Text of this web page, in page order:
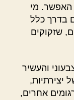
האפשר. מי
בדרך כלל
שזקוקים
והעשיר
יצירתיות,
אחרים,